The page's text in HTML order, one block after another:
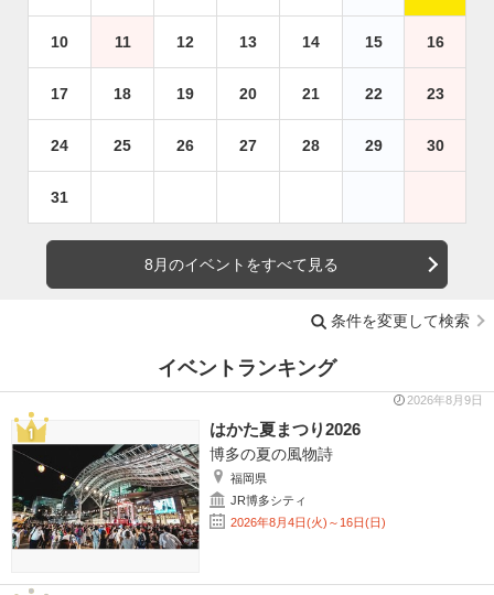
10 11 12 13 14 15 16
17 18 19 20 21 22 23
24 25 26 27 28 29 30
31
8月のイベントをすべて見る
条件を変更して検索
イベントランキング
2026年8月9日
はかた夏まつり2026
博多の夏の風物詩
福岡県
JR博多シティ
2026年8月4日(火)～16日(日)